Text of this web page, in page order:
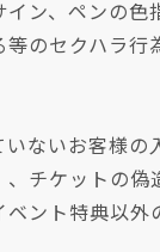
ン、ペンの
等のセクハラ行
ないお客様
、チケットの
ント特典以外